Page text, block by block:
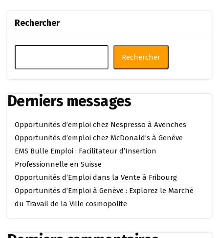
Rechercher
Rechercher
Derniers messages
Opportunités d’emploi chez Nespresso à Avenches
Opportunités d’emploi chez McDonald’s à Genève
EMS Bulle Emploi : Facilitateur d’Insertion
Professionnelle en Suisse
Opportunités d’Emploi dans la Vente à Fribourg
Opportunités d’Emploi à Genève : Explorez le Marché
du Travail de la Ville cosmopolite